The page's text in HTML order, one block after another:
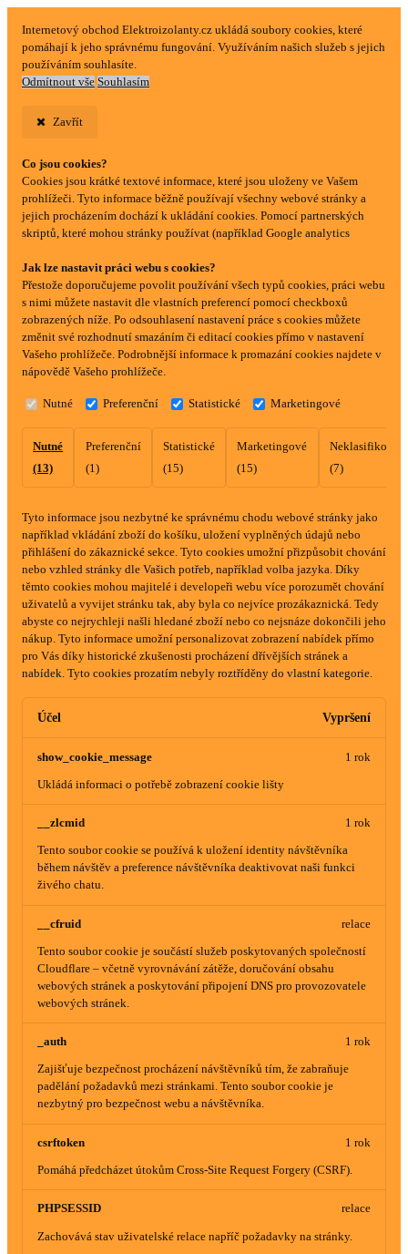
Internetový obchod Elektroizolanty.cz ukládá soubory cookies, které
pomáhají k jeho správnému fungování. Využíváním našich služeb s jejich
používáním souhlasíte.
Odmítnout vše Souhlasím
Zavřít
Co jsou cookies?
Cookies jsou krátké textové informace, které jsou uloženy ve Vašem
prohlížeči. Tyto informace běžně používají všechny webové stránky a
jejich procházením dochází k ukládání cookies. Pomocí partnerských
skriptů, které mohou stránky používat (například Google analytics
Jak lze nastavit práci webu s cookies?
Přestože doporučujeme povolit používání všech typů cookies, práci webu
s nimi můžete nastavit dle vlastních preferencí pomocí checkboxů
zobrazených níže. Po odsouhlasení nastavení práce s cookies můžete
změnit své rozhodnutí smazáním či editací cookies přímo v nastavení
Vašeho prohlížeče. Podrobnější informace k promazání cookies najdete v
nápovědě Vašeho prohlížeče.
Nutné Preferenční Statistické Marketingové
Nutné
(13)
Preferenční
(1)
Statistické
(15)
Marketingové
(15)
(7)
Tyto informace jsou nezbytné ke správnému chodu webové stránky jako
například vkládání zboží do košíku, uložení vyplněných údajů nebo
přihlášení do zákaznické sekce. Tyto cookies umožní přizpůsobit chování
nebo vzhled stránky dle Vašich potřeb, například volba jazyka. Díky
těmto cookies mohou majitelé i developeři webu více porozumět chování
uživatelů a vyvijet stránku tak, aby byla co nejvíce prozákaznická. Tedy
abyste co nejrychleji našli hledané zboží nebo co nejsnáze dokončili jeho
nákup. Tyto informace umožní personalizovat zobrazení nabídek přímo
pro Vás díky historické zkušenosti procházení dřívějších stránek a
nabídek. Tyto cookies prozatím nebyly roztříděny do vlastní kategorie.
Účel Vypršení
show_cookie_message
Ukládá informaci o potřebě zobrazení cookie lišty
1 rok
__zlcmid
Tento soubor cookie se používá k uložení identity návštěvníka
během návštěv a preference návštěvníka deaktivovat naši funkci
živého chatu.
1 rok
__cfruid
Tento soubor cookie je součástí služeb poskytovaných společností
Cloudflare – včetně vyrovnávání zátěže, doručování obsahu
webových stránek a poskytování připojení DNS pro provozovatele
webových stránek.
relace
_auth
Zajišťuje bezpečnost procházení návštěvníků tím, že zabraňuje
padělání požadavků mezi stránkami. Tento soubor cookie je
nezbytný pro bezpečnost webu a návštěvníka.
1 rok
csrftoken
Pomáhá předcházet útokům Cross-Site Request Forgery (CSRF).
1 rok
PHPSESSID
Zachovává stav uživatelské relace napříč požadavky na stránky.
relace